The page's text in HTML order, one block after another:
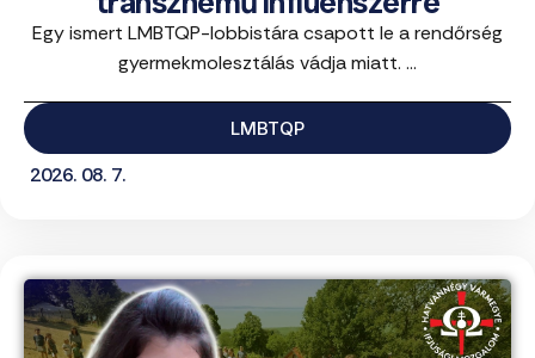
Egy ismert LMBTQP-lobbistára csapott le a rendőrség
gyermekmolesztálás vádja miatt. ...
LMBTQP
2026. 08. 7.